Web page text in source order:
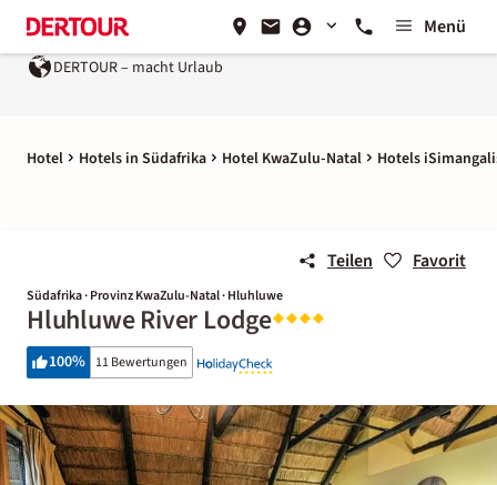
Menü
DERTOUR – macht Urlaub
Hotel Hotels in Südafrika Hotel KwaZulu-Natal Hotels
Teilen Favorit
Südafrika · Provinz KwaZulu-Natal · Hluhluwe
Hluhluwe River Lodge
100% 11 Bewertungen